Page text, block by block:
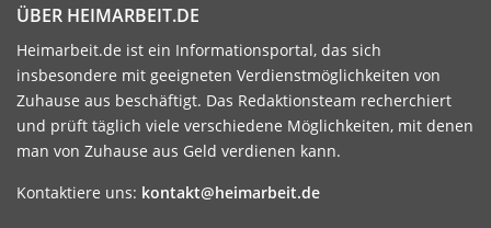
ÜBER HEIMARBEIT.DE
Heimarbeit.de ist ein Informationsportal, das sich
insbesondere mit geeigneten Verdienstmöglichkeiten von
Zuhause aus beschäftigt. Das Redaktionsteam recherchiert
und prüft täglich viele verschiedene Möglichkeiten, mit denen
man von Zuhause aus Geld verdienen kann.
Kontaktiere uns: kontakt@heimarbeit.de